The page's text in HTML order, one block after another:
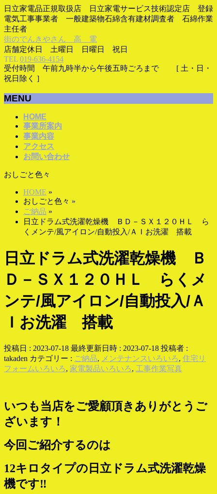
日立家電品正規取扱店 日立家電サービス技術認定店 登録
電気工事事業者 一般建築物石綿含有建材調査者 石綿作業
主任者
街のでんきやさん 高 電
店舗定休日 土曜日 日曜日 祝日
TEL 019-636-4154
受付時間 午前九時半から午後五時ごろまで [ 土・日・
祝日除く ]
MENU
ば
HOME
事業所案内
事業内容
アクセス
お問い合わせ
おしごと色々
HOME »
おしごと色々 »
ご納品 »
日立ドラム式洗濯乾燥機 ＢＤ－ＳＸ１２０ＨＬ ら
くメンテ/風アイロン/自動投入/ＡＩお洗濯 搭載
日立ドラム式洗濯乾燥機 Ｂ
Ｄ－ＳＸ１２０ＨＬ らくメ
ンテ/風アイロン/自動投入/Ａ
Ｉお洗濯 搭載
投稿日 : 2023-07-18 最終更新日時 : 2023-07-18 投稿者 :
takaden カテゴリー : ご納品, メンテナンスいろいろ, 住宅リ
フォームいろいろ, 家電製品いろいろ, 工事作業写真
いつも当店をご愛顧頂きありがとうご
ざいます！
今回ご紹介するのは
12キロタイプの日立ドラム式洗濯乾燥
機です‼